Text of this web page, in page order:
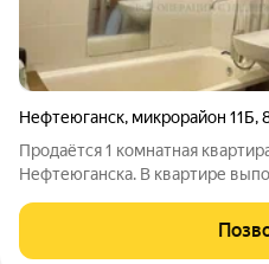
Нефтеюганск, микрорайон 11Б,
Продаётся 1 комнатная
Нефтеюганска. В квартире
подъезд чистый , порядочные
минутах ходьбы от дома. По